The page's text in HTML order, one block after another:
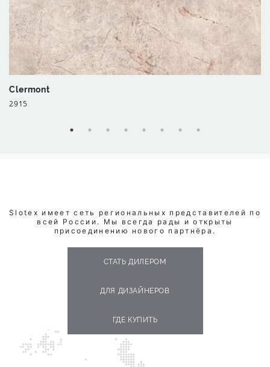
Clermont
2915
Slotex имеет сеть региональных представителей по
всей России. Мы всегда рады и открыты
присоединению нового партнёра.
СТАТЬ ДИЛЕРОМ
ДЛЯ ДИЗАЙНЕРОВ
ГДЕ КУПИТЬ